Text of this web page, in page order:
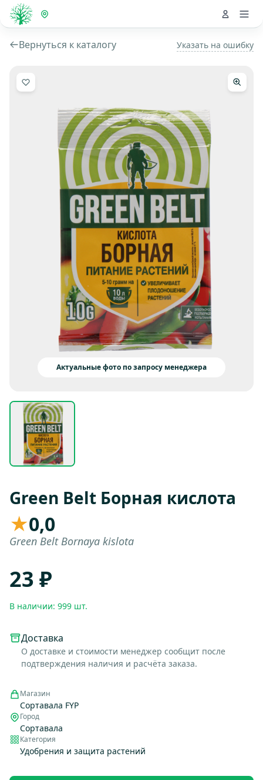
Вернуться к каталогу Указать на ошибку
Актуальные фото по запросу менеджера
Green Belt Борная кислота
★0,0
Green Belt Bornaya kislota
23 ₽
В наличии: 999 шт.
Доставка
О доставке и стоимости менеджер сообщит после
подтверждения наличия и расчёта заказа.
Магазин
Сортавала FYP
Город
Сортавала
Категория
Удобрения и защита растений